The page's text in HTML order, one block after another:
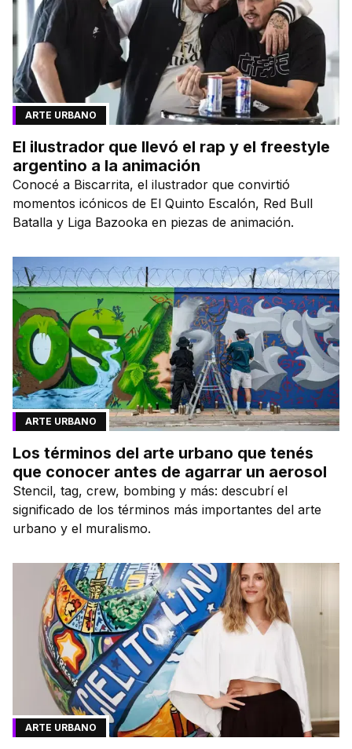
ARTE URBANO
El ilustrador que llevó el rap y el freestyle
argentino a la animación
Conocé a Biscarrita, el ilustrador que convirtió
momentos icónicos de El Quinto Escalón, Red Bull
Batalla y Liga Bazooka en piezas de animación.
ARTE URBANO
Los términos del arte urbano que tenés
que conocer antes de agarrar un aerosol
Stencil, tag, crew, bombing y más: descubrí el
significado de los términos más importantes del arte
urbano y el muralismo.
ARTE URBANO